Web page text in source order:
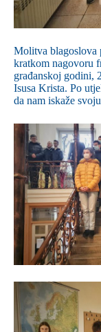
Molitva blagoslova
kratkom nagovoru
građanskoj godini,
Isusa Krista. Po
da nam iskaže